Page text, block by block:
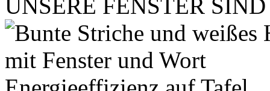
UNSERE FENSTER